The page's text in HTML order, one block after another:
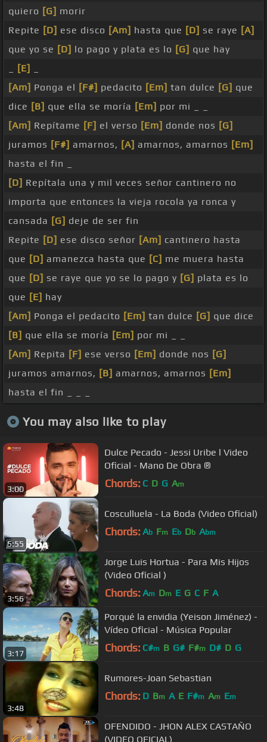
quiero [G] morir
Repite [D] ese disco [Am] hasta que [D] se raye [A]
que yo se [D] lo pago y plata es lo [G] que hay
[E]
[Am] Ponga el [F#] pedacito [Em] tan dulce [G] que
dice [B] que ella se moría [Em] por mi _ _
[Am] Repítame [F] el verso [Em] donde nos [G]
juramos [F#] amarnos, [A] amarnos, amarnos [Em]
hasta el fin _
[D] Repítala una y mil veces señor cantinero no
importa que entonces la vieja rocola ya ronca y
cansada [G] deje de ser fin
Repite [D] ese disco señor [Am] cantinero hasta
que [D] amanezca hasta que [C] me muera hasta
que [D] se raye que yo se lo pago y [G] plata es lo
que [E] hay
[Am] Ponga el pedacito [Em] tan dulce [G] que dice
[B] que ella se moría [Em] por mi _ _
[Am] Repita [F] ese verso [Em] donde nos [G]
juramos amarnos, [B] amarnos, amarnos [Em]
hasta el fin _ _ _
You may also like to play
3:00
Dulce Pecado - Jessi Uribe l Video
Oficial - Mano De Obra ®
Chords: C D G Am
5:55
Cosculluela - La Boda (Video Oficial)
Chords: Ab Fm Eb Db Abm
3:56
Jorge Luis Hortua - Para Mis Hijos
(Video Oficial )
Chords: Am Dm E G C F A
3:17
Porqué la envidia (Yeison Jiménez) -
Vídeo Oficial - Música Popular
Chords: C#m B G# F#m D# D G
3:48
Rumores-Joan Sebastian
Chords: D Bm A E F#m Am Em
OFENDIDO - JHON ALEX CASTAÑO
(VIDEO OFICIAL)